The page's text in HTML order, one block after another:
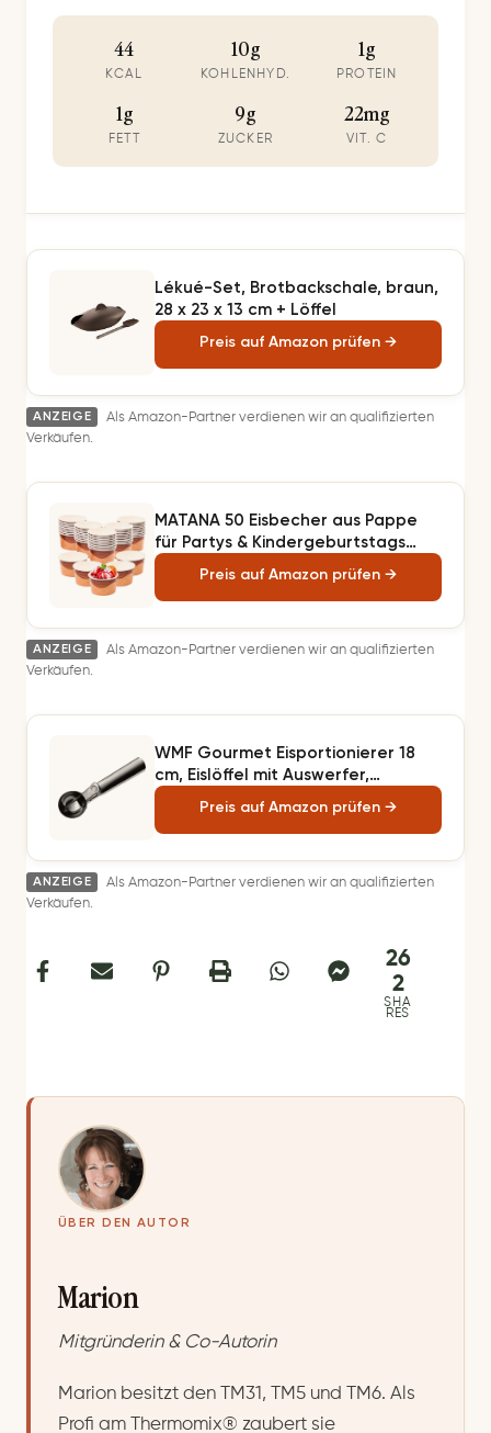
44
KCAL
10g
KOHLENHYD.
1g
PROTEIN
1g
FETT
9g
ZUCKER
22mg
VIT. C
Lékué-Set, Brotbackschale, braun,
28 x 23 x 13 cm + Löffel
Preis auf Amazon prüfen →
ANZEIGE
Als Amazon-Partner verdienen wir an qualifizierten
Verkäufen.
MATANA 50 Eisbecher aus Pappe
für Partys & Kindergeburtstags
(240ml) - Eiswaffel Design -
Waffelbecher, Eisschalen,
Dessertschalen Einweg, Eisbecher
Waffel, Eis Pappbecher
Preis auf Amazon prüfen →
ANZEIGE
Als Amazon-Partner verdienen wir an qualifizierten
Verkäufen.
WMF Gourmet Eisportionierer 18
cm, Eislöffel mit Auswerfer,
Cromargan Edelstahl poliert,
Portionierer für Eiskugeln, Reis,
Melonenkugeln, Keksteig
Preis auf Amazon prüfen →
ANZEIGE
Als Amazon-Partner verdienen wir an qualifizierten
Verkäufen.
26
2
SHA
RES
ÜBER DEN AUTOR
Marion
Mitgründerin & Co-Autorin
Marion besitzt den TM31, TM5 und TM6. Als
Profi am Thermomix® zaubert sie